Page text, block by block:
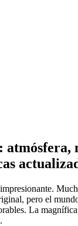
atmósfera,
pero el
La